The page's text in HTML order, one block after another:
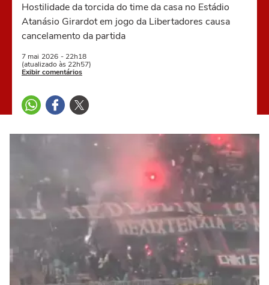
Hostilidade da torcida do time da casa no Estádio
Atanásio Girardot em jogo da Libertadores causa
cancelamento da partida
7 mai 2026 - 22h18
(atualizado às 22h57)
Exibir comentários